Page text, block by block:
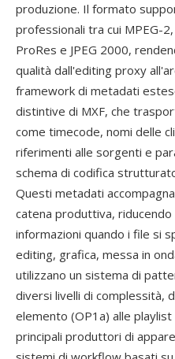
produzione. Il formato
professionali tra cui MPEG-
ProRes e JPEG 2000,
qualità dall'editing proxy
framework di metadati
distintive di MXF, che
come timecode, nomi delle
riferimenti alle sorgenti e
schema di codifica
Questi metadati
catena produttiva,
informazioni quando i file si
editing, grafica, messa in
utilizzano un sistema di
diversi livelli di complessità,
elemento (OP1a) alle
principali produttori di